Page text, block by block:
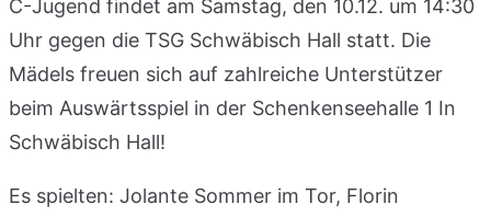
C-Jugend findet am Samstag, den 10.12. um 14:30
Uhr gegen die TSG Schwäbisch Hall statt. Die
Mädels freuen sich auf zahlreiche Unterstützer
beim Auswärtsspiel in der Schenkenseehalle 1 In
Schwäbisch Hall!
Es spielten: Jolante Sommer im Tor, Florin